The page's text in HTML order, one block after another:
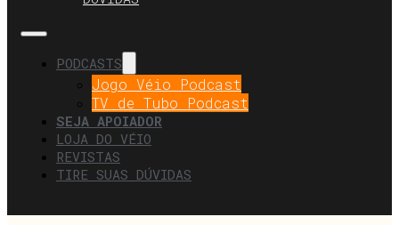
PODCASTS
Jogo Véio Podcast
TV de Tubo Podcast
SEJA APOIADOR
LOJA DO VÉIO
REVISTAS
TIRE SUAS DÚVIDAS